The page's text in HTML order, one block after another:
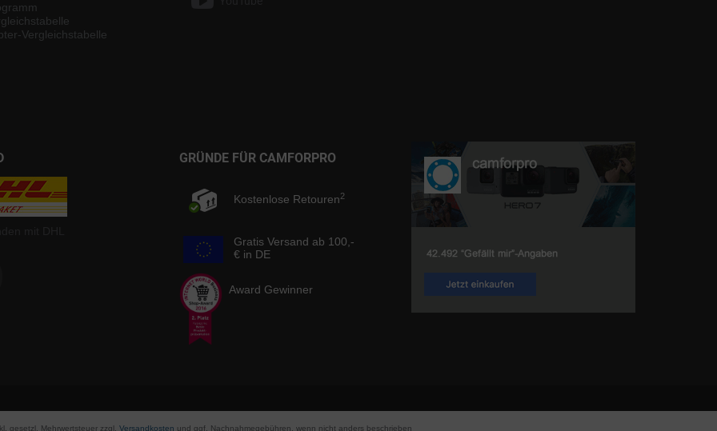
Vergleichstabelle
GRÜNDE FÜR CAMFORPRO
Kostenlose Retouren2
Gratis Versand ab 100,-
€ in DE
Award Gewinner
gesetzl. Mehrwertsteuer zzgl. Versandkosten und ggf. Nachnahmegebühren, wenn nicht anders beschrieben